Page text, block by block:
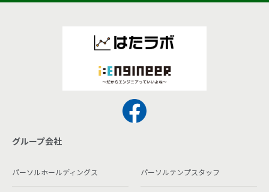
グループ会社
パーソルホールディングス パーソルテンプスタッフ